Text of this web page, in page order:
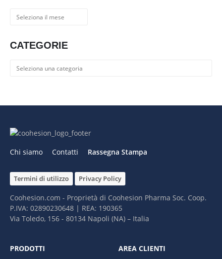
Archivi
CATEGORIE
Categorie
Chi siamo Contatti Rassegna Stampa
Termini di utilizzo Privacy Policy
Coohesion.com - Proprietà di Coohesion Pharma Soc. Coop.
P.IVA: 02890230648 | REA: 190365
Via Toledo, 156 - 80134 Napoli (NA) – It​alia
PRODOTTI
AREA CLIENTI